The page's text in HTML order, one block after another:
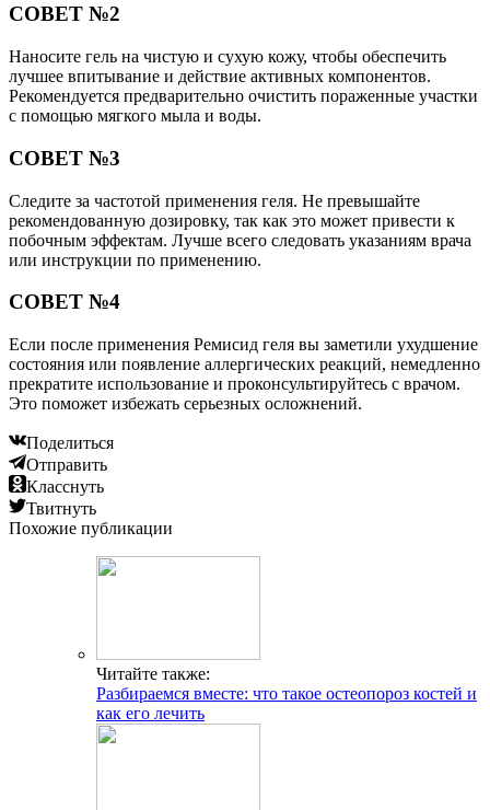
СОВЕТ №2
Наносите гель на чистую и сухую кожу, чтобы обеспечить
лучшее впитывание и действие активных компонентов.
Рекомендуется предварительно очистить пораженные участки
с помощью мягкого мыла и воды.
СОВЕТ №3
Следите за частотой применения геля. Не превышайте
рекомендованную дозировку, так как это может привести к
побочным эффектам. Лучше всего следовать указаниям врача
или инструкции по применению.
СОВЕТ №4
Если после применения Ремисид геля вы заметили ухудшение
состояния или появление аллергических реакций, немедленно
прекратите использование и проконсультируйтесь с врачом.
Это поможет избежать серьезных осложнений.
Поделиться
Отправить
Класснуть
Твитнуть
Похожие публикации
Читайте также:
Разбираемся вместе: что такое остеопороз костей и
как его лечить